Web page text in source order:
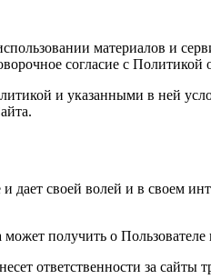
материалов и
согласие с
и указанными в ней
своей волей и в своем
получить о Пользователе
ответственности за сайты